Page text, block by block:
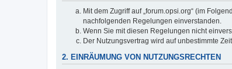
Mit dem Zugriff auf „forum.opsi.org“ (im
nachfolgenden Regelungen einverstanden.
Wenn Sie mit diesen Regelungen nicht
Der Nutzungsvertrag wird auf unbestimmte
2. EINRÄUMUNG VON NUTZUNGSRECHTEN